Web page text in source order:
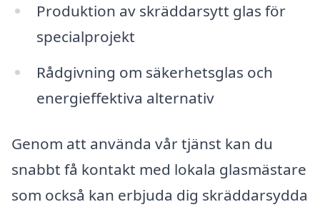
Produktion av skräddarsytt glas för
specialprojekt
Rådgivning om säkerhetsglas och
energieffektiva alternativ
Genom att använda vår tjänst kan du
snabbt få kontakt med lokala glasmästare
som också kan erbjuda dig skräddarsydda